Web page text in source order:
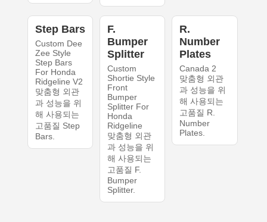
Step Bars
Custom Dee
Zee Style
Step Bars
For Honda
Ridgeline V2
맞춤형 외관
과 성능을 위
해 사용되는
고품질 Step
Bars.
F.
Bumper
Splitter
Custom
Shortie Style
Front
Bumper
Splitter For
Honda
Ridgeline
맞춤형 외관
과 성능을 위
해 사용되는
고품질 F.
Bumper
Splitter.
R.
Number
Plates
Canada 2
맞춤형 외관
과 성능을 위
해 사용되는
고품질 R.
Number
Plates.